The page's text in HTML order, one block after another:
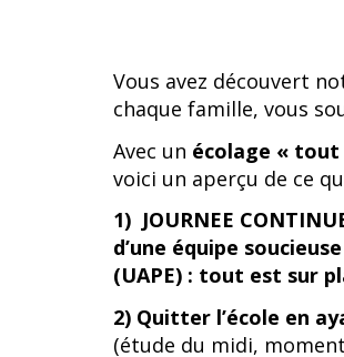
Vous avez découvert
chaque famille, vous
Avec un écolage « tout
voici un aperçu de ce
1) JOURNEE
d’une équipe
(UAPE) : tout est sur
2) Quitter l’école en
(étude du midi,